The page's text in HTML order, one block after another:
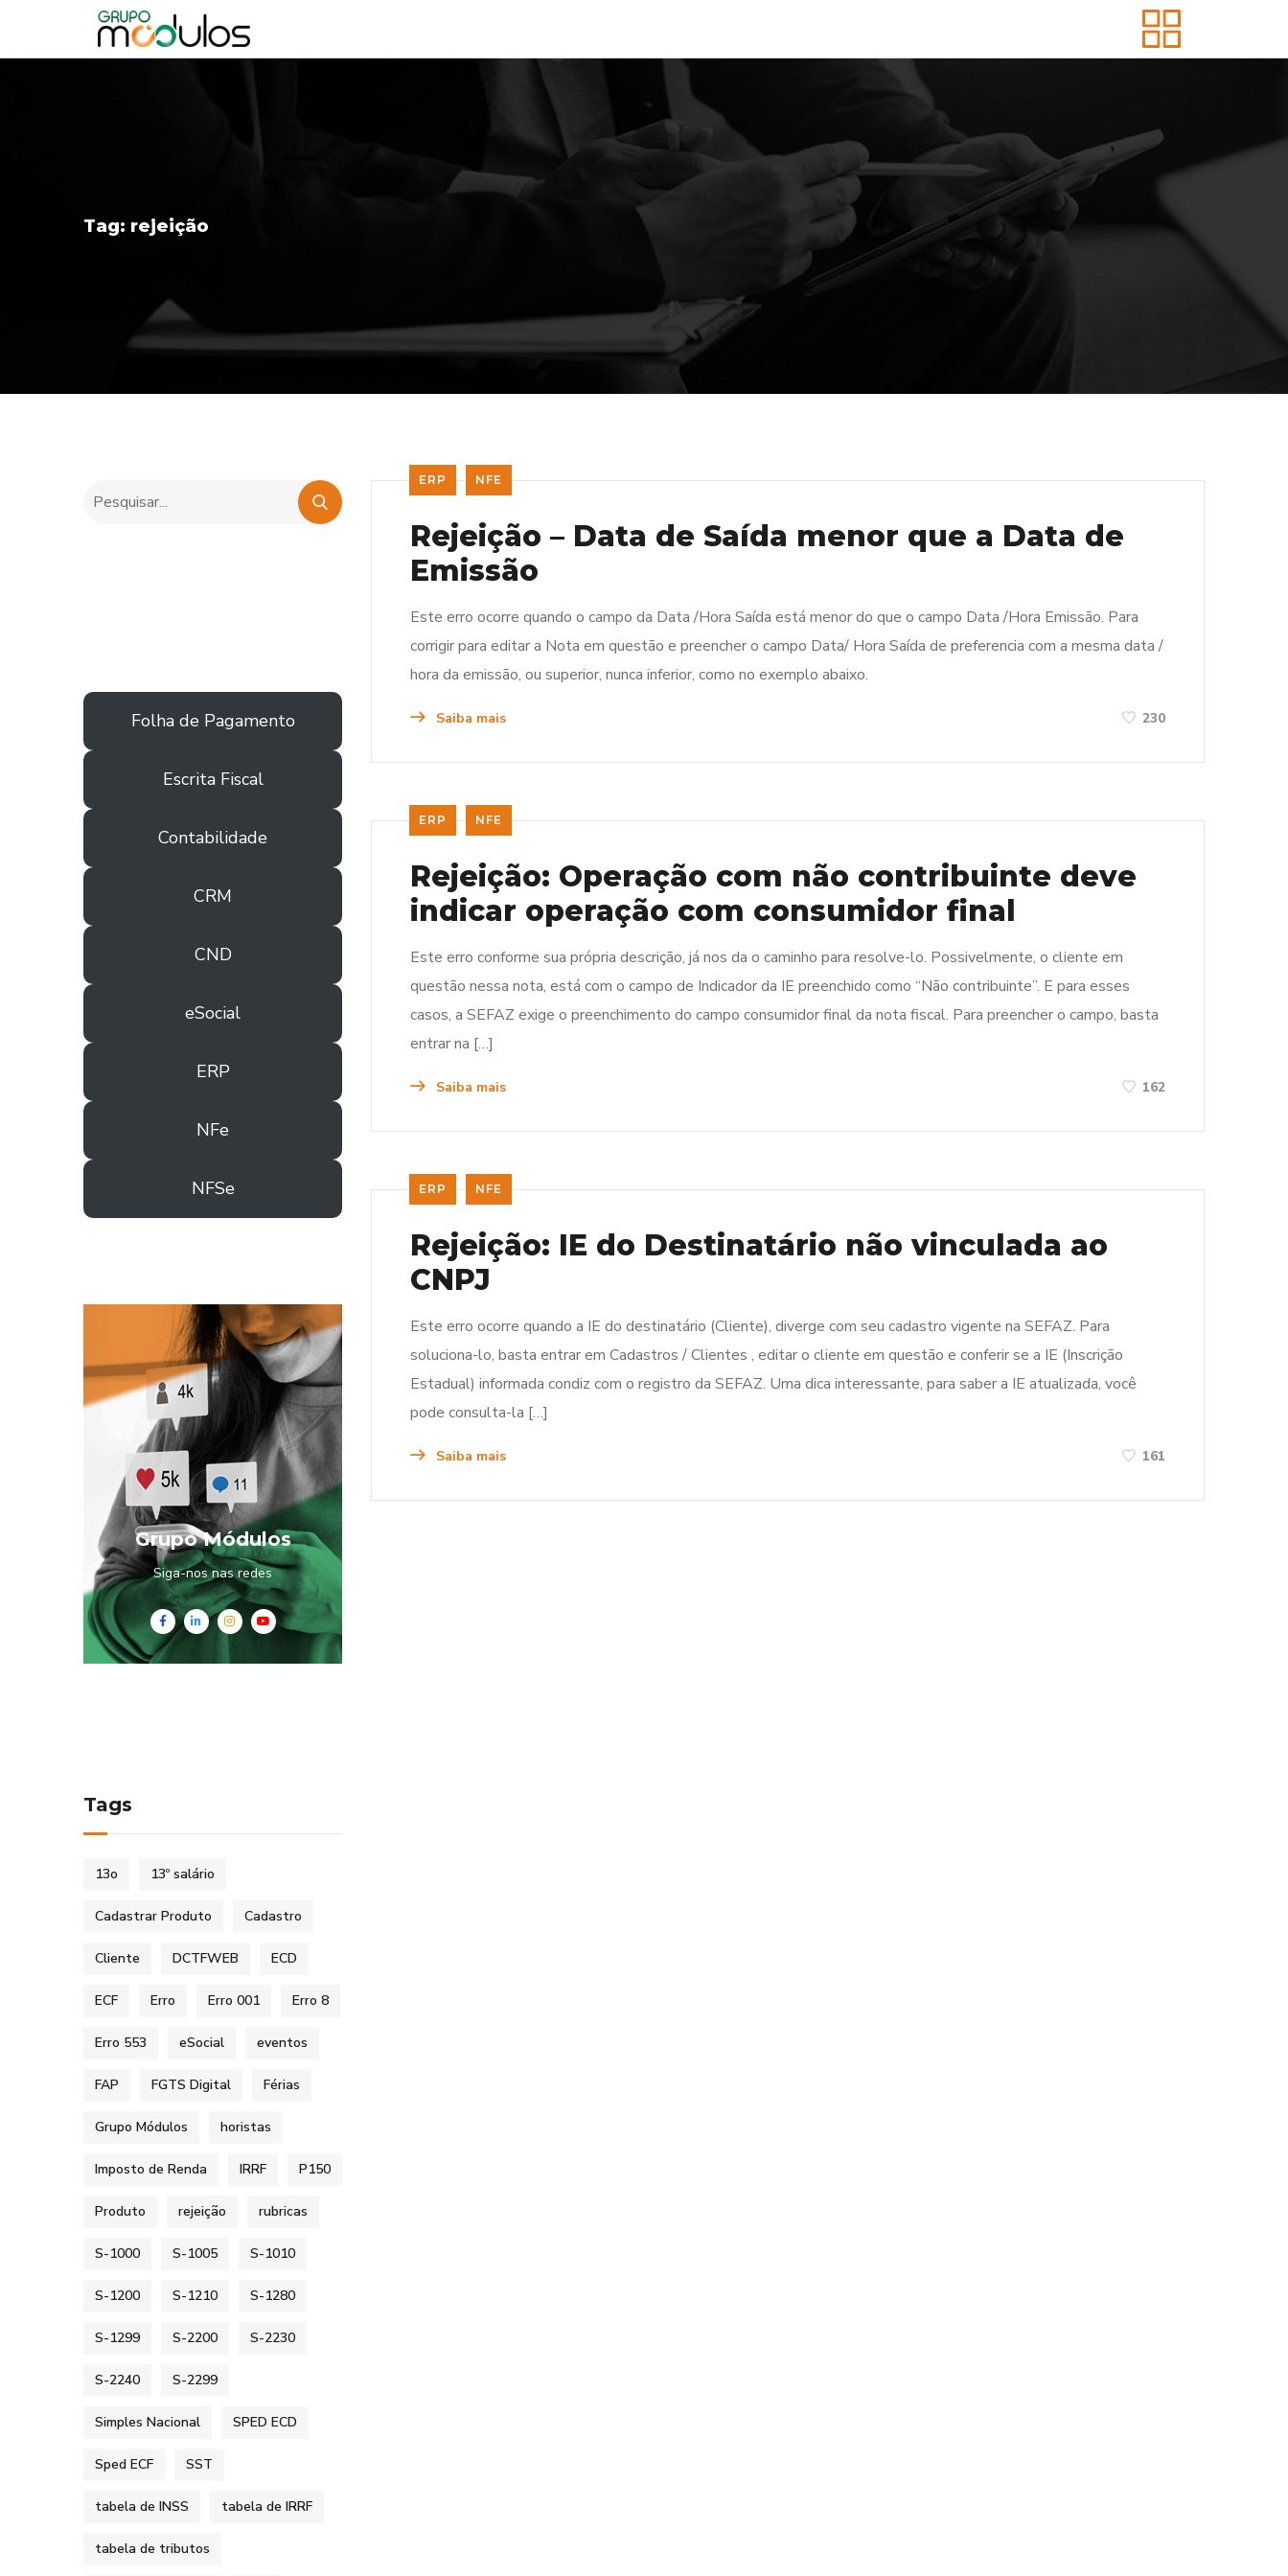
Tag: rejeição
ERP NFE
Rejeição – Data de Saída menor que a Data de
Emissão
Este erro ocorre quando o campo da Data /Hora Saída está menor do que o campo Data /Hora Emissão. Para
corrigir para editar a Nota em questão e preencher o campo Data/ Hora Saída de preferencia com a mesma data /
hora da emissão, ou superior, nunca inferior, como no exemplo abaixo.
Saiba mais 230
ERP NFE
Rejeição: Operação com não contribuinte deve
indicar operação com consumidor final
Este erro conforme sua própria descrição, já nos da o caminho para resolve-lo. Possivelmente, o cliente em
questão nessa nota, está com o campo de Indicador da IE preenchido como “Não contribuinte”. E para esses
casos, a SEFAZ exige o preenchimento do campo consumidor final da nota fiscal. Para preencher o campo, basta
entrar na […]
Saiba mais 162
ERP NFE
Rejeição: IE do Destinatário não vinculada ao
CNPJ
Este erro ocorre quando a IE do destinatário (Cliente), diverge com seu cadastro vigente na SEFAZ. Para
soluciona-lo, basta entrar em Cadastros / Clientes , editar o cliente em questão e conferir se a IE (Inscrição
Estadual) informada condiz com o registro da SEFAZ. Uma dica interessante, para saber a IE atualizada, você
pode consulta-la […]
Saiba mais 161
Folha de Pagamento
Escrita Fiscal
Contabilidade
CRM
CND
eSocial
ERP
NFe
NFSe
Grupo Módulos
Siga-nos nas redes
Tags
13o 13º salário
Cadastrar Produto Cadastro
Cliente DCTFWEB ECD
ECF Erro Erro 001 Erro 8
Erro 553 eSocial eventos
FAP FGTS Digital Férias
Grupo Módulos horistas
Imposto de Renda IRRF P150
Produto rejeição rubricas
S-1000 S-1005 S-1010
S-1200 S-1210 S-1280
S-1299 S-2200 S-2230
S-2240 S-2299
Simples Nacional SPED ECD
Sped ECF SST
tabela de INSS tabela de IRRF
tabela de tributos